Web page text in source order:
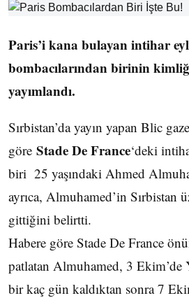
Paris’i kana bulayan intihar
bombacılarından birinin
yayımlandı.
Sırbistan’da yayın yapan Blic
göre Stade De France‘deki
biri 25 yaşındaki Ahmed
ayrıca, Almuhamed’in Sırbistan
gittiğini belirtti.
Habere göre Stade De France
patlatan Almuhamed, 3 Ekim’de
bir kaç gün kaldıktan sonra 7